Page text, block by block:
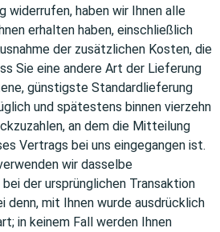
widerrufen, haben wir Ihnen alle
erhalten haben, einschließlich
der zusätzlichen Kosten, die
Sie eine andere Art der Lieferung
günstigste Standardlieferung
und spätestens binnen vierzehn
an dem die Mitteilung
Vertrags bei uns eingegangen ist.
wir dasselbe
der ursprünglichen Transaktion
denn, mit Ihnen wurde ausdrücklich
in keinem Fall werden Ihnen